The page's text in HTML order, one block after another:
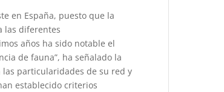
en España, puesto que la
las diferentes
años ha sido notable el
de fauna”, ha señalado la
particularidades de su red y
establecido criterios